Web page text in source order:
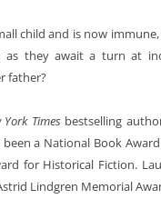
child and is now
they await a turn at
father?
York Timesbestselling
a National Book
for Historical Fiction.
Lindgren Memorial